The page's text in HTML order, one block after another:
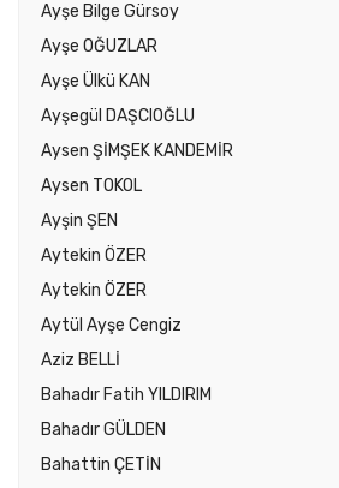
Ayşe Bilge Gürsoy
Ayşe OĞUZLAR
Ayşe Ülkü KAN
Ayşegül DAŞCIOĞLU
Aysen ŞİMŞEK KANDEMİR
Aysen TOKOL
Ayşin ŞEN
Aytekin ÖZER
Aytekin ÖZER
Aytül Ayşe Cengiz
Aziz BELLİ
Bahadır Fatih YILDIRIM
Bahadır GÜLDEN
Bahattin ÇETİN